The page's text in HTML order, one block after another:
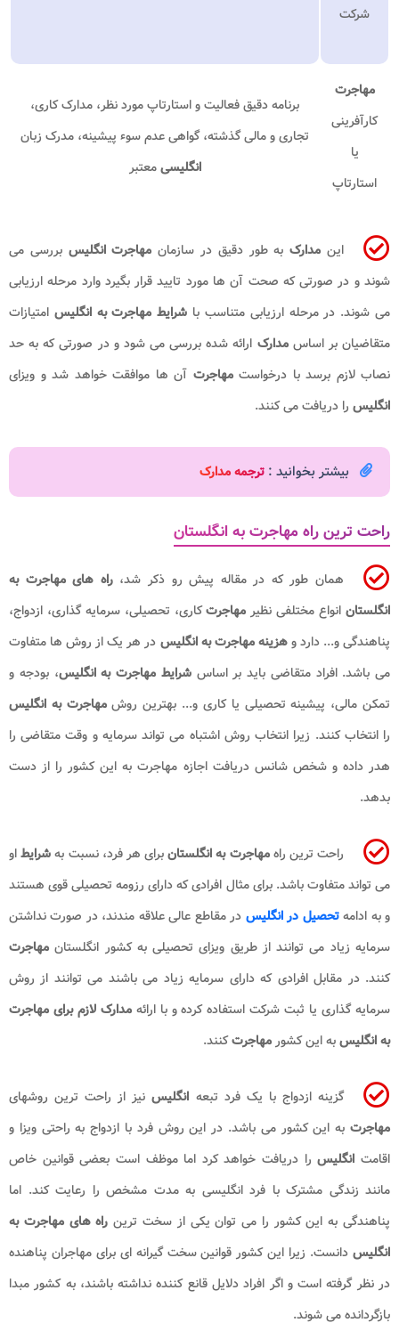
شرکت
مهاجرت
کارآفرینی
یا
استارتاپ
برنامه دقیق فعالیت و استارتاپ مورد نظر، مدارک کاری،
تجاری و مالی گذشته، گواهی عدم سوء پیشینه، مدرک زبان
انگلیسیمعتبر
این مدارکبه طور دقیق در سازمان مهاجرت انگلیس بررسی می
شوند و در صورتی که صحت آن ها مورد تایید قرار بگیرد وارد مرحله ارزیابی
می شوند. در مرحله ارزیابی متناسب با شرایط مهاجرت به انگلیس امتیازات
متقاضیان بر اساسمدارک ارائه شده بررسی می شود و در صورتی که به حد
نصاب لازم برسد با درخواستمهاجرت آن ها موافقت خواهد شد و ویزای
انگلیس را دریافت می کنند.
بیشتر بخوانید : ترجمه مدارک
راحت ترین راه مهاجرت به انگلستان
همان طور که در مقاله پیش رو ذکر شد،راه های مهاجرت به
انگلستان انواع مختلفی نظیر مهاجرتکاری، تحصیلی، سرمایه گذاری، ازدواج،
پناهندگی و... دارد وهزینه مهاجرت به انگلیس در هر یک از روش ها متفاوت
می باشد. افراد متقاضی باید بر اساسشرایط مهاجرت به انگلیس، بودجه و
تمکن مالی، پیشینه تحصیلی یا کاری و... بهترین روشمهاجرت به انگلیس
را انتخاب کنند. زیرا انتخاب روش اشتباه می تواند سرمایه و وقت متقاضی را
هدر داده و شخص شانس دریافت اجازه مهاجرت به این کشور را از دست
بدهد.
راحت ترین راهمهاجرت به انگلستانبرای هر فرد، نسبت بهشرایطاو
می تواند متفاوت باشد. برای مثال افرادی که دارای رزومه تحصیلی قوی هستند
و به ادامهتحصیل در انگلیس در مقاطع عالی علاقه مندند، در صورت نداشتن
سرمایه زیاد می توانند از طریق ویزای تحصیلی به کشور انگلستان مهاجرت
کنند. در مقابل افرادی که دارای سرمایه زیاد می باشند می توانند از روش
سرمایه گذاری یا ثبت شرکت استفاده کرده و با ارائهمدارک لازم برای مهاجرت
به انگلیسبه این کشورمهاجرتکنند.
گزینه ازدواج با یک فرد تبعه انگلیسنیز از راحت ترین روشهای
مهاجرت به این کشور می باشد. در این روش فرد با ازدواج به راحتی ویزا و
اقامتانگلیسرا دریافت خواهد کرد اما موظف است بعضی قوانین خاص
مانند زندگی مشترک با فرد انگلیسی به مدت مشخص را رعایت کند. اما
پناهندگی به این کشور را می توان یکی از سخت ترین راه های مهاجرت به
انگلیس دانست. زیرا این کشور قوانین سخت گیرانه ای برای مهاجران پناهنده
در نظر گرفته است و اگر افراد دلایل قانع کننده نداشته باشند، به کشور مبدا
بازگردانده می شوند.